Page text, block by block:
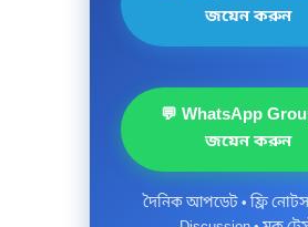
জয়েন করুন
💬 WhatsApp
জয়েন করুন
দৈনিক আপডেট • ফ্রি